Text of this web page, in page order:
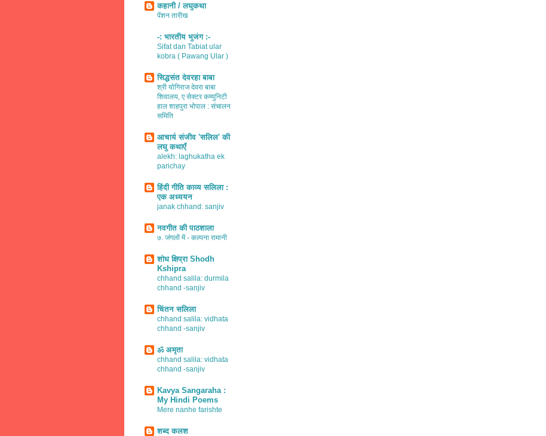
कहानी / लघुकथा
पेंशन तारीख
-: भारतीय भुजंग :-
Sifat dan Tabiat ular
kobra ( Pawang Ular )
सिद्धसंत देवरहा बाबा
श्री योगिराज देवरा बाबा
शिवालय, ए सेक्टर कम्युनिटी
हाल शाहपुरा भोपाल : संचालन
समिति
आचार्य संजीव 'सलिल' की
लघु कथाएँ
alekh: laghukatha ek
parichay
हिंदी गीति काव्य सलिला :
एक अध्ययन
janak chhand: sanjiv
नवगीत की पाठशाला
७. जंगलों में - कल्पना रामानी
शोध क्षिप्रा Shodh
Kshipra
chhand salila: durmila
chhand -sanjiv
चिंतन सलिला
chhand salila: vidhata
chhand -sanjiv
ॐ अमृता
chhand salila: vidhata
chhand -sanjiv
Kavya Sangaraha :
My Hindi Poems
Mere nanhe farishte
शब्द कलश